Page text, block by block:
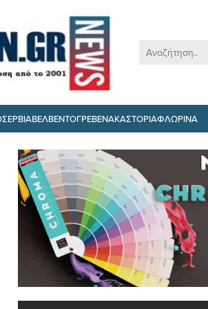
ΣΕΡΒΙΑΒΕΛΒΕΝΤΟΓΡΕΒΕΝΑΚΑΣΤΟΡΙΑΦΛΩΡΙΝΑ